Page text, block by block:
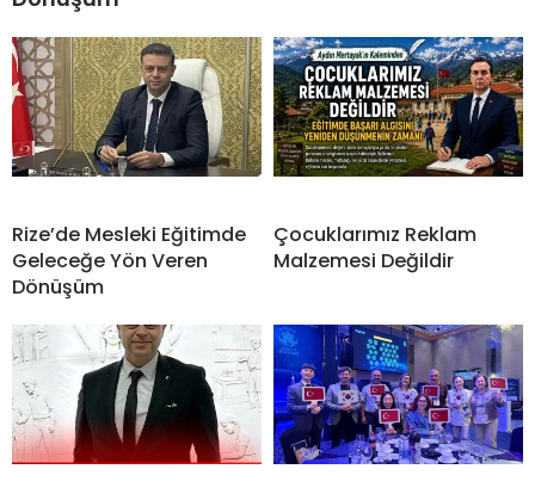
Rize’de Mesleki Eğitimde
Geleceğe Yön Veren
Dönüşüm
Çocuklarımız Reklam
Malzemesi Değildir